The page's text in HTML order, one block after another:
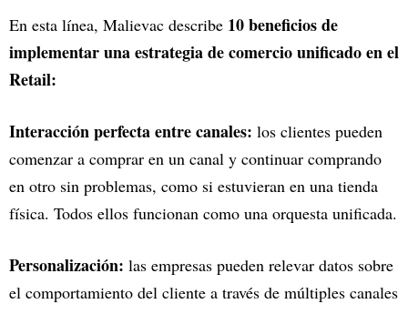
En esta línea, Malievac describe 10 beneficios de
implementar una estrategia de comercio unificado en el
Retail:
Interacción perfecta entre canales: los clientes pueden
comenzar a comprar en un canal y continuar comprando
en otro sin problemas, como si estuvieran en una tienda
física. Todos ellos funcionan como una orquesta unificada.
Personalización: las empresas pueden relevar datos sobre
el comportamiento del cliente a través de múltiples canales